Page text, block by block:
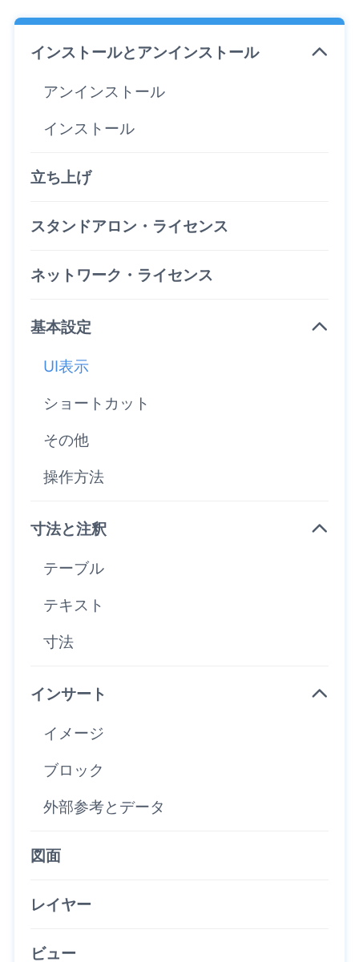
インストールとアンインストール
アンインストール
インストール
立ち上げ
スタンドアロン・ライセンス
ネットワーク・ライセンス
基本設定
UI表示
ショートカット
その他
操作方法
寸法と注釈
テーブル
テキスト
寸法
インサート
イメージ
ブロック
外部参考とデータ
図面
レイヤー
ビュー